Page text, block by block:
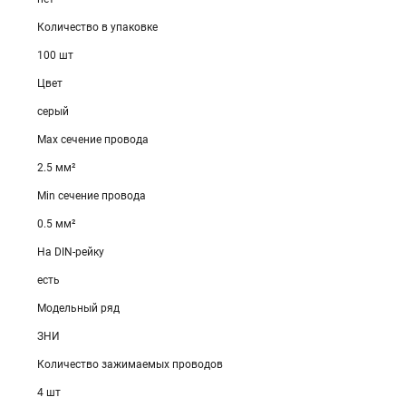
Количество в упаковке
100 шт
Цвет
серый
Max сечение провода
2.5 мм²
Min сечение провода
0.5 мм²
На DIN-рейку
есть
Модельный ряд
ЗНИ
Количество зажимаемых проводов
4 шт